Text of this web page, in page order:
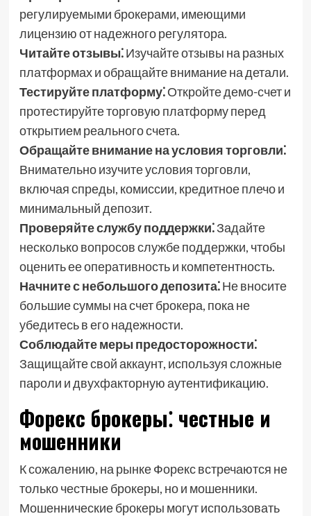
регулируемыми брокерами, имеющими
лицензию от надежного регулятора.
Читайте отзывы⁚Изучайте отзывы на разных
платформах и обращайте внимание на детали.
Тестируйте платформу⁚Откройте демо-счет и
протестируйте торговую платформу перед
открытием реального счета.
Обращайте внимание на условия торговли⁚
Внимательно изучите условия торговли,
включая спреды, комиссии, кредитное плечо и
минимальный депозит.
Проверяйте службу поддержки⁚Задайте
несколько вопросов службе поддержки, чтобы
оценить ее оперативность и компетентность.
Начните с небольшого депозита⁚Не вносите
большие суммы на счет брокера, пока не
убедитесь в его надежности.
Соблюдайте меры предосторожности⁚
Защищайте свой аккаунт, используя сложные
пароли и двухфакторную аутентификацию.
Форекс брокеры⁚ честные и
мошенники
К сожалению, на рынке Форекс встречаются не
только честные брокеры, но и мошенники.
Мошеннические брокеры могут использовать